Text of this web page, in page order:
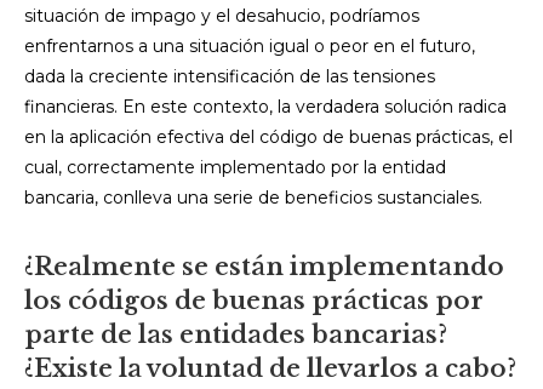
situación de impago y el desahucio, podríamos
enfrentarnos a una situación igual o peor en el futuro,
dada la creciente intensificación de las tensiones
financieras. En este contexto, la verdadera solución radica
en la aplicación efectiva del código de buenas prácticas, el
cual, correctamente implementado por la entidad
bancaria, conlleva una serie de beneficios sustanciales.
¿Realmente se están implementando
los códigos de buenas prácticas por
parte de las entidades bancarias?
¿Existe la voluntad de llevarlos a cabo?